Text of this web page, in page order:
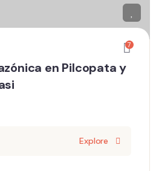
7
en Pilcopata y
Explore